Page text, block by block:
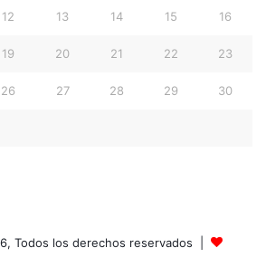
12 13 14 15 16
19 20 21 22 23
26 27 28 29 30
Todos los derechos reservados |